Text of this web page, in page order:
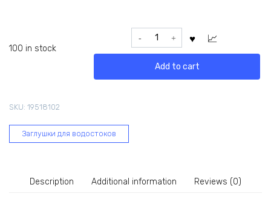
100 in stock
заглушка
Технониколь
Add to cart
SKU: 19518102
Заглушки для водостоков
Description Additional information Reviews (0)